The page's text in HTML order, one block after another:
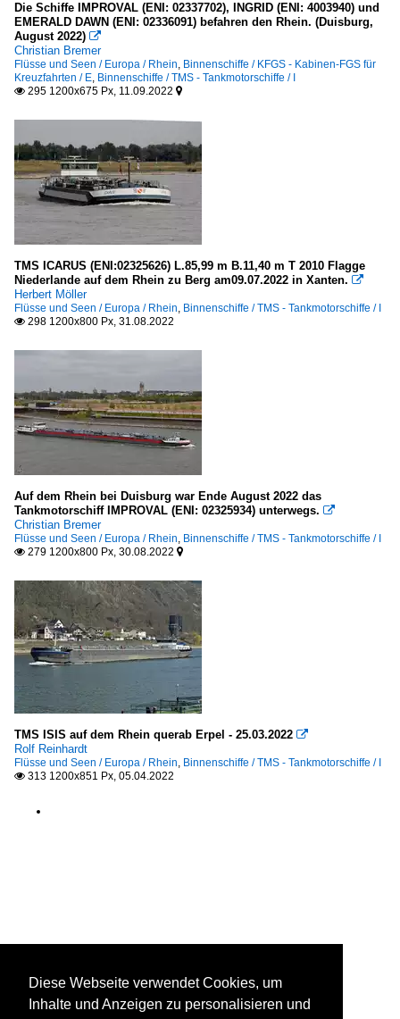
Die Schiffe IMPROVAL (ENI: 02337702), INGRID (ENI: 4003940) und
EMERALD DAWN (ENI: 02336091) befahren den Rhein. (Duisburg,
August 2022) 
Christian Bremer
Flüsse und Seen / Europa / Rhein, Binnenschiffe / KFGS - Kabinen-FGS für
Kreuzfahrten / E, Binnenschiffe / TMS - Tankmotorschiffe / I
 295 1200x675 Px, 11.09.2022 
TMS ICARUS (ENI:02325626) L.85,99 m B.11,40 m T 2010 Flagge
Niederlande auf dem Rhein zu Berg am09.07.2022 in Xanten. 
Herbert Möller
Flüsse und Seen / Europa / Rhein, Binnenschiffe / TMS - Tankmotorschiffe / I
 298 1200x800 Px, 31.08.2022
Auf dem Rhein bei Duisburg war Ende August 2022 das
Tankmotorschiff IMPROVAL (ENI: 02325934) unterwegs. 
Christian Bremer
Flüsse und Seen / Europa / Rhein, Binnenschiffe / TMS - Tankmotorschiffe / I
 279 1200x800 Px, 30.08.2022 
TMS ISIS auf dem Rhein querab Erpel - 25.03.2022 
Rolf Reinhardt
Flüsse und Seen / Europa / Rhein, Binnenschiffe / TMS - Tankmotorschiffe / I
 313 1200x851 Px, 05.04.2022
Diese Webseite verwendet Cookies, um
Inhalte und Anzeigen zu personalisieren und